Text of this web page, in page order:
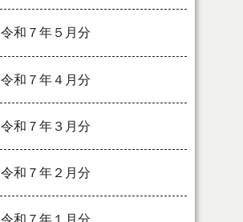
令和７年５月分
令和７年４月分
令和７年３月分
令和７年２月分